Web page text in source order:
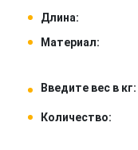
Длина:
Материал:
Введите вес в кг:
Количество: